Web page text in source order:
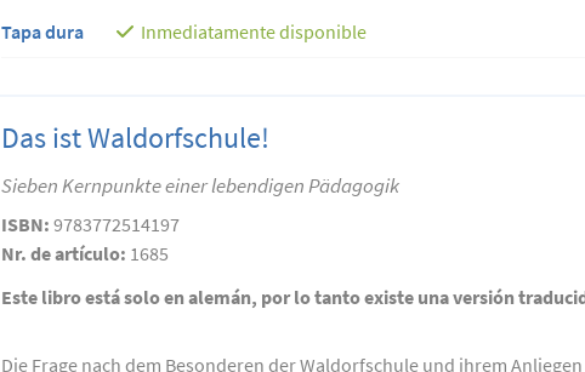
Tapa dura Inmediatamente disponible
Das ist Waldorfschule!
Sieben Kernpunkte einer lebendigen Pädagogik
ISBN: 9783772514197
Nr. de artículo: 1685
Este libro está solo en alemán, por lo tanto existe una versión
Die Frage nach dem Besonderen der Waldorfschule und ihrem